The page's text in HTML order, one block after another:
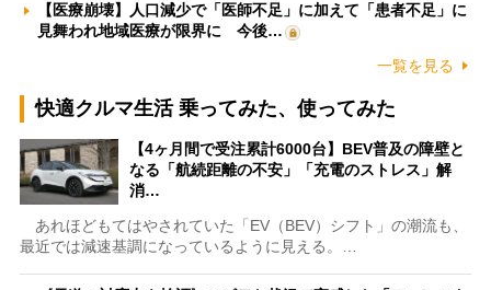
【医療崩壊】人口減少で「医師不足」に加えて「患者不足」に
見舞われ地域医療が限界に 今後…
一覧を見る
快適クルマ生活 乗ってみた、使ってみた
【4ヶ月間で受注累計6000台】BEV普及の障壁と
なる「航続距離の不安」「充電のストレス」解
消…
あれほどもてはやされていた「EV（BEV）シフト」の潮流も、
最近では減速基調になっているように見える。…